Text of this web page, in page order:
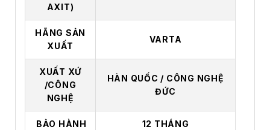
AXIT)
HÃNG SẢN
XUẤT
VARTA
XUẤT XỨ
/CÔNG
NGHỆ
HÀN QUỐC / CÔNG NGHỆ
ĐỨC
BẢO HÀNH 12 THÁNG